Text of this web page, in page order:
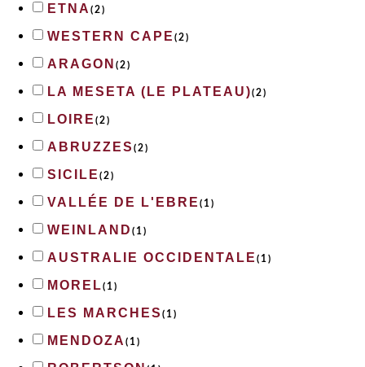
ETNA (2)
WESTERN CAPE (2)
ARAGON (2)
LA MESETA (LE PLATEAU)(2)
LOIRE (2)
ABRUZZES (2)
SICILE (2)
VALLÉE DE L'EBRE ( 1 )
WEINLAND ( 1 )
AUSTRALIE OCCIDENTALE ( 1 )
MOREL( 1 )
LES MARCHES ( 1 )
MENDOZA ( 1 )